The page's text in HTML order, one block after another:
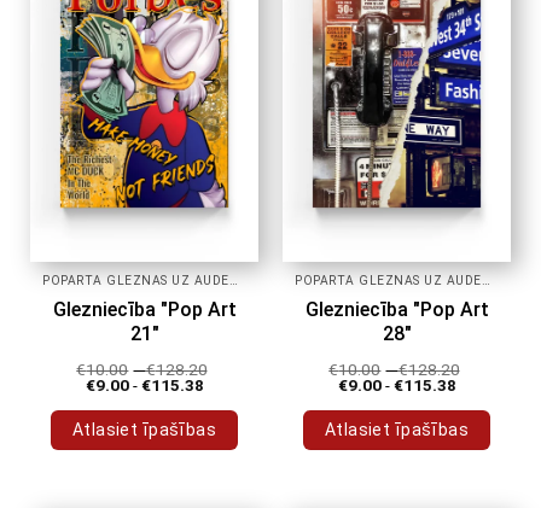
Glezniecība "Pop Art
21"
€10.00 -€128.20
€9.00-€115.38
Atlasiet īpašības
Glezniecība "Pop Art
28"
€10.00 -€128.20
€9.00-€115.38
Atlasiet īpašības